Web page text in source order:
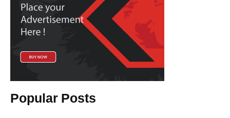
Popular Posts